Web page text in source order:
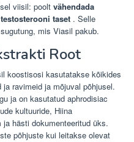
viisil: poolt vähendada
taset . Selle
mis Viasil pakub.
Root
koostisosi kasutatakse kõikides
ravimeid ja mõjuval põhjusel.
ja on kasutatud aphrodisiac
kultuuride, Hiina
hästi dokumenteeritud üks.
põhjuste kui leitakse olevat